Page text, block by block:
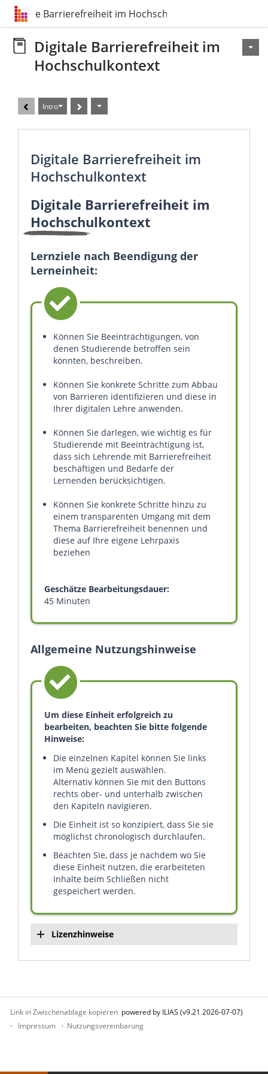
Digitale Barrierefreiheit im Hochschulkontext
Digitale Barrierefreiheit im
Hochschulkontext
Intro
Digitale Barrierefreiheit im
Hochschulkontext
Digitale Barrierefreiheit im
Hochschulkontext
Lernziele nach Beendigung der
Lerneinheit:
Können Sie Beeinträchtigungen, von
denen Studierende betroffen sein
könnten, beschreiben.
Können Sie konkrete Schritte zum Abbau
von Barrieren identifizieren und diese in
Ihrer digitalen Lehre anwenden.
Können Sie darlegen, wie wichtig es für
Studierende mit Beeinträchtigung ist,
dass sich Lehrende mit Barrierefreiheit
beschäftigen und Bedarfe der
Lernenden berücksichtigen.
Können Sie konkrete Schritte hinzu zu
einem transparenten Umgang mit dem
Thema Barrierefreiheit benennen und
diese auf Ihre eigene Lehrpaxis
beziehen
Geschätze Bearbeitungsdauer:
45 Minuten
Allgemeine Nutzungshinweise
Um diese Einheit erfolgreich zu
bearbeiten, beachten Sie bitte folgende
Hinweise:
Die einzelnen Kapitel können Sie links
im Menü gezielt auswählen.
Alternativ können Sie mit den Buttons
rechts ober- und unterhalb zwischen
den Kapiteln navigieren.
Die Einheit ist so konzipiert, dass Sie sie
möglichst chronologisch durchlaufen.
Beachten Sie, dass je nachdem wo Sie
diese Einheit nutzen, die erarbeiteten
Inhalte beim Schließen nicht
gespeichert werden.
Lizenzhinweise
Link in Zwischenablage kopieren powered by ILIAS (v9.21 2026-07-07)
Impressum
Nutzungsvereinbarung